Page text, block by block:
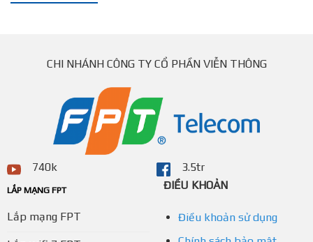
CHI NHÁNH CÔNG TY CỔ PHẦN VIỄN THÔNG
740k 3.5tr
LẮP MẠNG FPT
Lắp mạng FPT
ĐIỀU KHOẢN
Điều khoản sử dụng